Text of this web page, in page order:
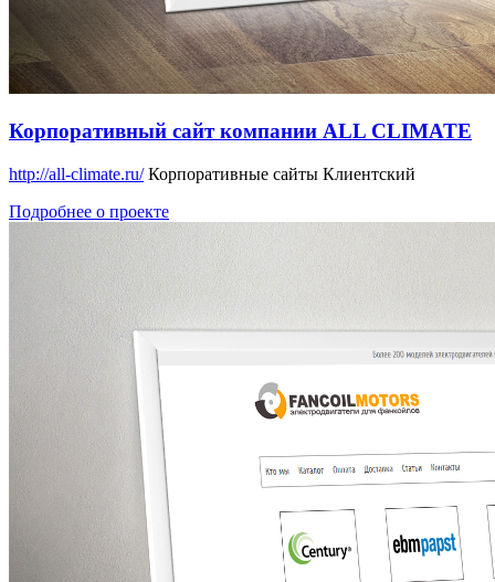
Корпоративный сайт компании ALL CLIMATE
http://all-climate.ru/ Корпоративные сайты Клиентский
Подробнее о проекте